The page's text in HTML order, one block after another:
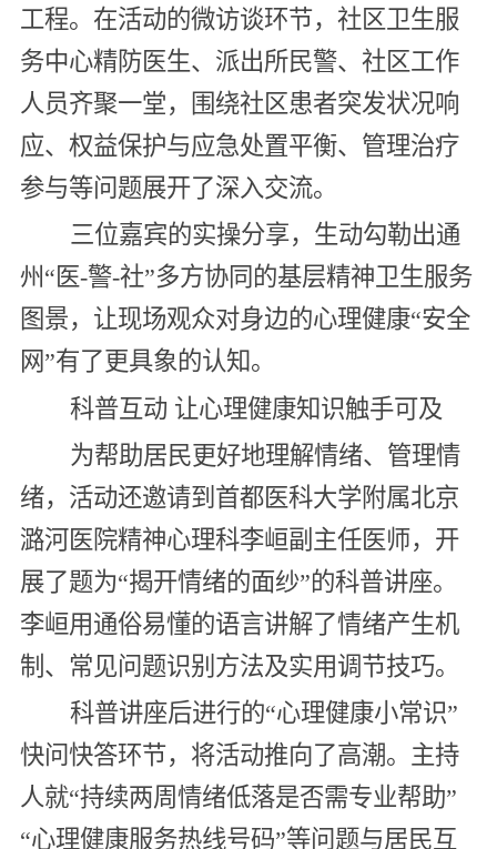
工程。在活动的微访谈环节，社区卫生服
务中心精防医生、派出所民警、社区工作
人员齐聚一堂，围绕社区患者突发状况响
应、权益保护与应急处置平衡、管理治疗
参与等问题展开了深入交流。
三位嘉宾的实操分享，生动勾勒出通
州“医-警-社”多方协同的基层精神卫生服务
图景，让现场观众对身边的心理健康“安全
网”有了更具象的认知。
科普互动 让心理健康知识触手可及
为帮助居民更好地理解情绪、管理情
绪，活动还邀请到首都医科大学附属北京
潞河医院精神心理科李峘副主任医师，开
展了题为“揭开情绪的面纱”的科普讲座。
李峘用通俗易懂的语言讲解了情绪产生机
制、常见问题识别方法及实用调节技巧。
科普讲座后进行的“心理健康小常识”
快问快答环节，将活动推向了高潮。主持
人就“持续两周情绪低落是否需专业帮助”
“心理健康服务热线号码”等问题与居民互